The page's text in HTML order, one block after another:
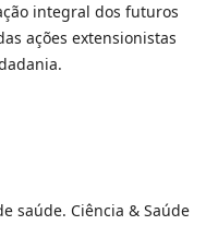
integral dos futuros
ações extensionistas
saúde. Ciência & Saúde